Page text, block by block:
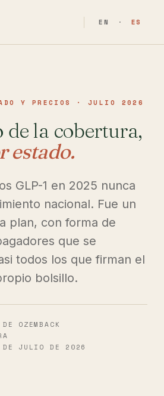
EN · ES
Y PRECIOS · JULIO 2026
de la cobertura,
estado.
GLP-1 en 2025 nunca
nacional. Fue un
plan, con forma de
que se
todos los que firman el
bolsillo.
OZEMBACK
DE JULIO DE 2026